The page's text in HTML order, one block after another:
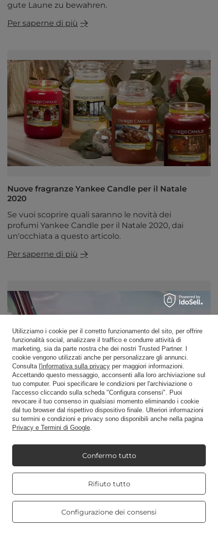
gute Laune zu bewahren.
Per saperne di più
Nuove fragranze Yankee Candle per il Natale
2020
Se vuoi scoprire quali saranno le novità dei
profumi Yankee Candle per il Natale 2020, dai
un'occhiata a questo articolo.
Per saperne di più
5 cose da fare a luglio
arriva tardi e le temperature incoraggiano a
trascorrere del tempo all'aria aperta. Cosa vale la
pena fare a luglio? Scoprire.
Utilizziamo i cookie per il corretto funzionamento del sito, per offrire
funzionalità social, analizzare il traffico e condurre attività di
marketing, sia da parte nostra che dei nostri Trusted Partner. I
cookie vengono utilizzati anche per personalizzare gli annunci.
Consulta l'informativa sulla privacy per maggiori informazioni.
Accettando questo messaggio, acconsenti alla loro archiviazione sul
tuo computer. Puoi specificare le condizioni per l'archiviazione o
l'accesso cliccando sulla scheda "Configura consensi". Puoi
revocare il tuo consenso in qualsiasi momento eliminando i cookie
dal tuo browser dal rispettivo dispositivo finale. Ulteriori informazioni
su termini e condizioni e privacy sono disponibili anche nella pagina
Privacy e Termini di Google.
Rifiuto tutto
Configurazione dei consensi
Confermo tutto